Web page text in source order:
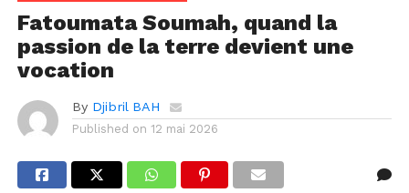
Fatoumata Soumah, quand la
passion de la terre devient une
vocation
By Djibril BAH
Published on 12 mai 2026